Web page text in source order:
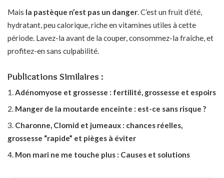
Mais la pastèque n’est pas un danger. C’est un fruit d’été,
hydratant, peu calorique, riche en vitamines utiles à cette
période. Lavez-la avant de la couper, consommez-la fraîche, et
profitez-en sans culpabilité.
Publications Similaires :
Adénomyose et grossesse : fertilité, grossesse et espoirs
Manger de la moutarde enceinte : est-ce sans risque ?
Charonne, Clomid et jumeaux : chances réelles,
grossesse “rapide” et pièges à éviter
Mon mari ne me touche plus : Causes et solutions